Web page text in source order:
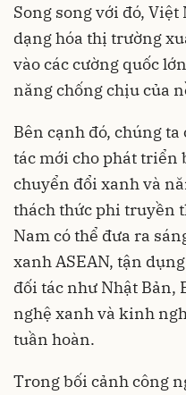
Song song với đó,
dạng hóa thị trường
vào các cường quốc
năng chống chịu của
Bên cạnh đó, chúng
tác mới cho phát triển
chuyển đổi xanh và
thách thức phi truyền
Nam có thể đưa ra
xanh ASEAN, tận
đối tác như Nhật Bản,
nghệ xanh và kinh
tuần hoàn.
Trong bối cảnh công